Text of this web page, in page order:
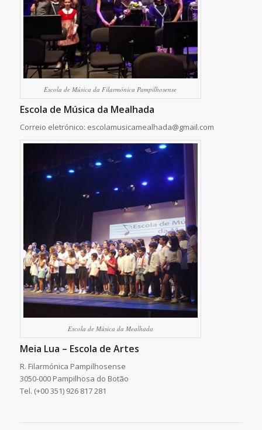
Escola de Música da Filarmónica Pampilhosense
Escola de Música da Mealhada
Correio eletrónico: escolamusicamealhada@gmail.com
Escola de Música da Mealhada
Meia Lua – Escola de Artes
R. Filarmónica Pampilhosense
3050-000 Pampilhosa do Botão
Tel. (+00 351) 926 817 281